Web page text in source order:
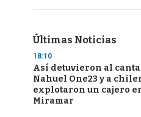
Últimas Noticias
18:10
Así detuvieron al
Nahuel One23 y a
explotaron un cajero
Miramar